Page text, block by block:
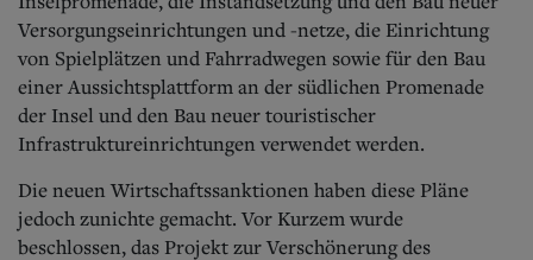
Versorgungseinrichtungen und -netze, die Einrichtung
von Spielplätzen und Fahrradwegen sowie für den Bau
einer Aussichtsplattform an der südlichen Promenade
der Insel und den Bau neuer touristischer
Infrastruktureinrichtungen verwendet werden.
Die neuen Wirtschaftssanktionen haben diese Pläne
jedoch zunichte gemacht. Vor Kurzem wurde
beschlossen, das Projekt zur Verschönerung des